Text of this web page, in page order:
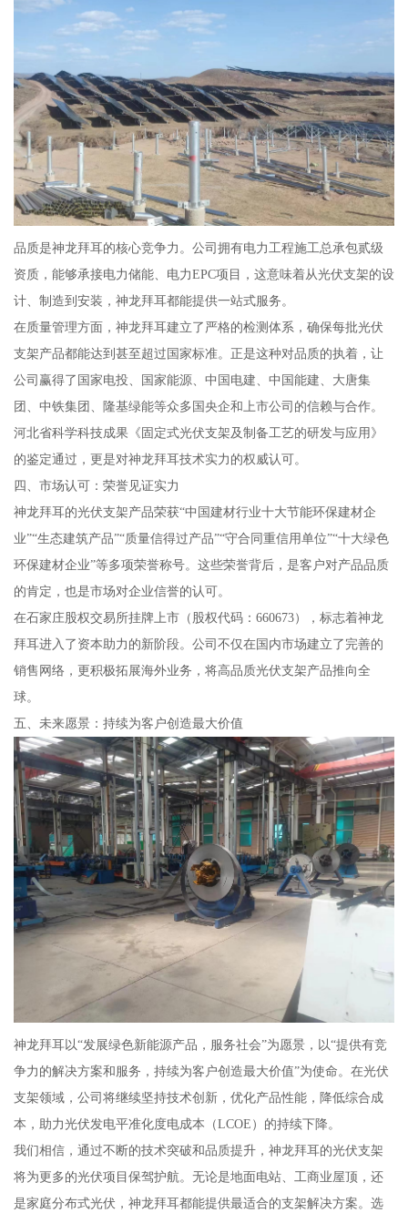
品质是神龙拜耳的核心竞争力。公司拥有电力工程施工总承包贰级
资质，能够承接电力储能、电力EPC项目，这意味着从光伏支架的设
计、制造到安装，神龙拜耳都能提供一站式服务。
在质量管理方面，神龙拜耳建立了严格的检测体系，确保每批光伏
支架产品都能达到甚至超过国家标准。正是这种对品质的执着，让
公司赢得了国家电投、国家能源、中国电建、中国能建、大唐集
团、中铁集团、隆基绿能等众多国央企和上市公司的信赖与合作。
河北省科学科技成果《固定式光伏支架及制备工艺的研发与应用》
的鉴定通过，更是对神龙拜耳技术实力的权威认可。
四、市场认可：荣誉见证实力
神龙拜耳的光伏支架产品荣获“中国建材行业十大节能环保建材企
业”“生态建筑产品”“质量信得过产品”“守合同重信用单位”“十大绿色
环保建材企业”等多项荣誉称号。这些荣誉背后，是客户对产品品质
的肯定，也是市场对企业信誉的认可。
在石家庄股权交易所挂牌上市（股权代码：660673），标志着神龙
拜耳进入了资本助力的新阶段。公司不仅在国内市场建立了完善的
销售网络，更积极拓展海外业务，将高品质光伏支架产品推向全
球。
五、未来愿景：持续为客户创造最大价值
神龙拜耳以“发展绿色新能源产品，服务社会”为愿景，以“提供有竞
争力的解决方案和服务，持续为客户创造最大价值”为使命。在光伏
支架领域，公司将继续坚持技术创新，优化产品性能，降低综合成
本，助力光伏发电平准化度电成本（LCOE）的持续下降。
我们相信，通过不断的技术突破和品质提升，神龙拜耳的光伏支架
将为更多的光伏项目保驾护航。无论是地面电站、工商业屋顶，还
是家庭分布式光伏，神龙拜耳都能提供最适合的支架解决方案。选